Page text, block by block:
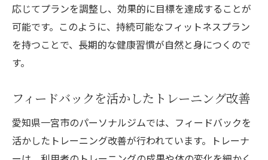
応じてプランを調整し、効果的に目標を達成することが
可能です。このように、持続可能なフィットネスプラン
を持つことで、長期的な健康習慣が自然と身につくので
す。
フィードバックを活かしたトレーニング改善
愛知県一宮市のパーソナルジムでは、フィードバックを
活かしたトレーニング改善が行われています。トレーナ